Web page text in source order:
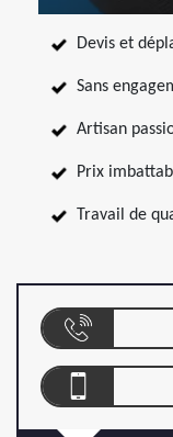
Devis et
Sans
Artisan
Prix
Travail de